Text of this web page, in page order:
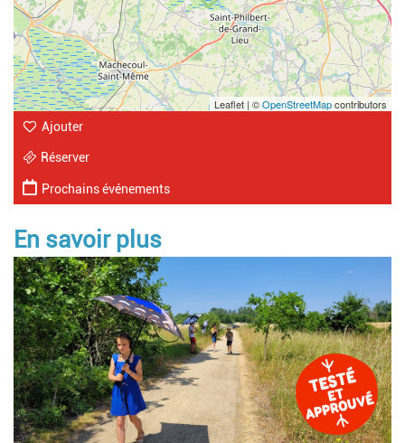
Leaflet | ©OpenStreetMapcontributors
Ajouter
Réserver
Prochains événements
En savoir plus